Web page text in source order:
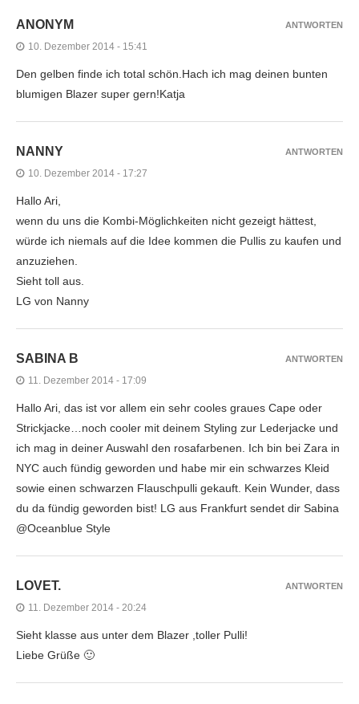
ANONYM
10. Dezember 2014 - 15:41
Den gelben finde ich total schön.Hach ich mag deinen bunten
blumigen Blazer super gern!Katja
ANTWORTEN
NANNY
10. Dezember 2014 - 17:27
Hallo Ari,
wenn du uns die Kombi-Möglichkeiten nicht gezeigt hättest,
würde ich niemals auf die Idee kommen die Pullis zu kaufen und
anzuziehen.
Sieht toll aus.
LG von Nanny
ANTWORTEN
SABINA B
11. Dezember 2014 - 17:09
Hallo Ari, das ist vor allem ein sehr cooles graues Cape oder
Strickjacke…noch cooler mit deinem Styling zur Lederjacke und
ich mag in deiner Auswahl den rosafarbenen. Ich bin bei Zara in
NYC auch fündig geworden und habe mir ein schwarzes Kleid
sowie einen schwarzen Flauschpulli gekauft. Kein Wunder, dass
du da fündig geworden bist! LG aus Frankfurt sendet dir Sabina
@Oceanblue Style
ANTWORTEN
LOVET.
11. Dezember 2014 - 20:24
Sieht klasse aus unter dem Blazer ,toller Pulli!
Liebe Grüße 🙂
ANTWORTEN